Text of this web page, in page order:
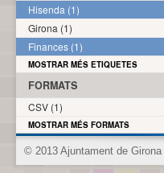
Hisenda (1)
Girona (1)
Finances (1)
MOSTRAR MÉS ETIQUETES
FORMATS
CSV (1)
MOSTRAR MÉS FORMATS
© 2013 Ajuntament de Girona